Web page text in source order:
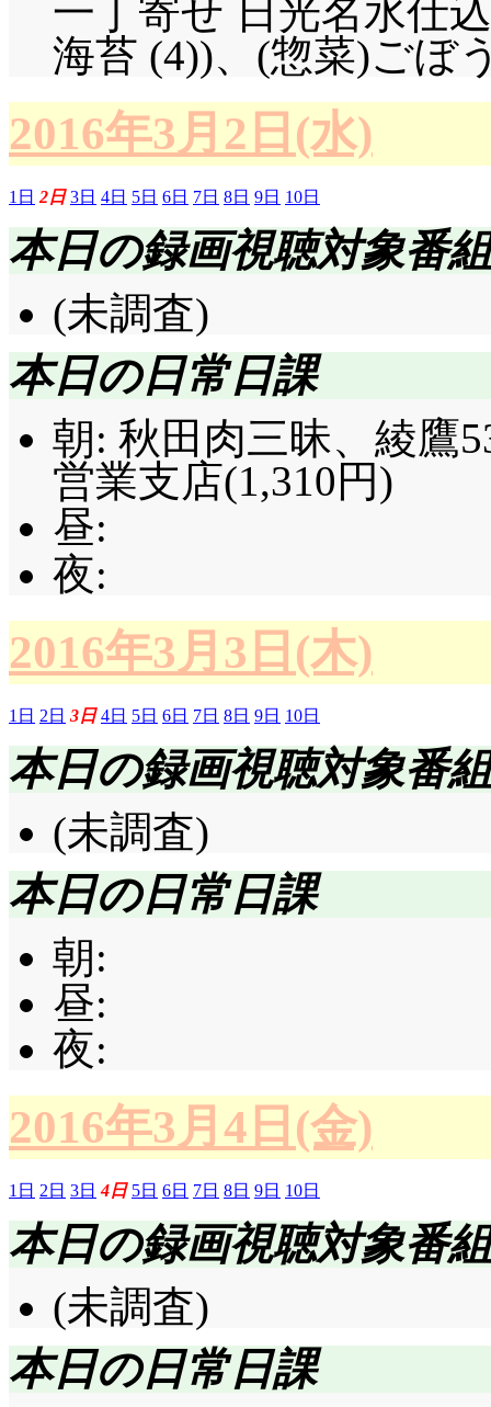
一丁寄せ 日光名水仕
海苔 (4))、(惣菜)ごぼ
2016年3月2日(水)
1日 2日 3日 4日 5日 6日 7日 8日 9日 10日
本日の録画視聴対象番組
(未調査)
本日の日常日課
朝: 秋田肉三昧、綾鷹
営業支店(1,310円)
昼:
夜:
2016年3月3日(木)
1日 2日 3日 4日 5日 6日 7日 8日 9日 10日
本日の録画視聴対象番組
(未調査)
本日の日常日課
朝:
昼:
夜:
2016年3月4日(金)
1日 2日 3日 4日 5日 6日 7日 8日 9日 10日
本日の録画視聴対象番組
(未調査)
本日の日常日課